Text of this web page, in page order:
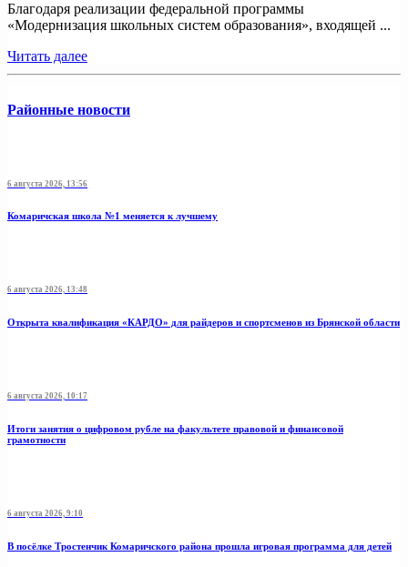
Благодаря реализации федеральной программы
«Модернизация школьных систем образования», входящей ...
Читать далее
Районные новости
6 августа 2026, 13:56
Комаричская школа №1 меняется к лучшему
6 августа 2026, 13:48
Открыта квалификация «КАРДО» для райдеров и спортсменов из Брянской области
6 августа 2026, 10:17
Итоги занятия о цифровом рубле на факультете правовой и финансовой
грамотности
6 августа 2026, 9:10
В посёлке Тростенчик Комаричского района прошла игровая программа для детей